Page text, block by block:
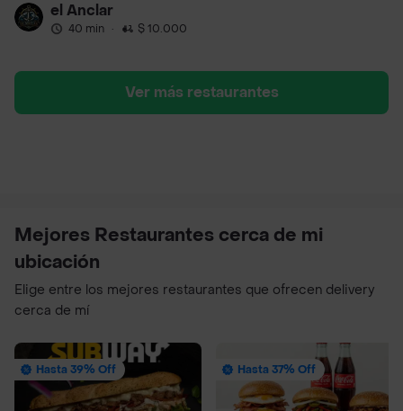
el Anclar
40 min · $ 10.000
Ver más restaurantes
Mejores Restaurantes cerca de mi
ubicación
Elige entre los mejores restaurantes que ofrecen delivery
cerca de mí
Hasta 39% Off Hasta 37% Off